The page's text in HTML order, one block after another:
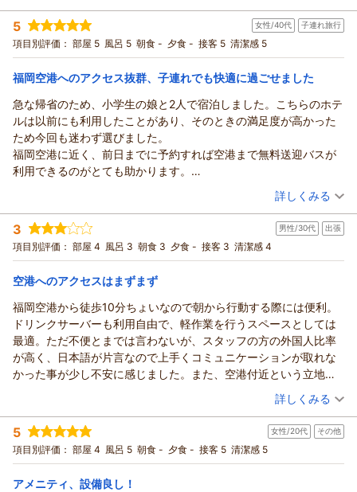
ッフにとっても大きな励みになります。
周辺環境の便利さについて
徒歩すぐの場所にコンビニ、マクドナルドがあり、ちょっとし
た買い物やお食事にも便利な立地です。
「もっと便利なのを知らせてほしかった」とのお声、ありがと
できるよう、館内案内やチェックイン時のご説明をより工夫し
てまいります。
また福岡空港をご利用の際は、ぜひ当館でゆっくりお過ごしく
ださいませ。次回も快適に感じていただけるよう、スタッフ一
同心よりお待ちしております。
（返信日：2026/03/13）
それを欲しい旨を伝えていれば良かったなぁ。
あと大浴場は掃除されてて、とにかく湯温が最高！
ほんと気持ち良かったぁ。癒されました。
もし良かったら、おにぎりサービスとかされるのは、
いかがですか？
まあ準備出来てなかったのが悪いのですが、空港で
朝一のフライト向けに飲食店が思ったほど空いてなく、
おにぎりも無く、食べずに飛行機に乗ったもので。
このホテルへのバスのアクセスが主流になるのでは。
おもてなしの心が見て取れ立派でした。
マスクはされてましたが、体調が良くないのか、
咳をされてましたが、大丈夫ですか。
ベストな宿泊先ではないでしょうか。オススメします。
宿泊時期： 2026年02月宿泊 (出張)
投稿者： ばもやんさん
宿泊プラン： 【福岡空港ご利用の方限定】 素泊りプラン
食事なし
宿泊価格帯： 9,001～10,000円(大人一人あたり/税込)
ホテルフロントイン福岡空港からの返信
ご宿泊いただき、そしてとても丁寧で温かいクチコミをお寄せ
くださり誠にありがとうございます。
大浴場や立地、空港送迎など、今回のご出張にお役立ていただ
けたとのこと、大変嬉しく拝見しました。朝一のフライトは何
かと慌ただしくなりがちですが、安心して空港へ向かえたとの
お言葉はスタッフにとって大きな励みです。
大浴場について
「湯温が最高」「癒された」とのお言葉、本当にありがとうご
ざいます。清掃や温度管理にこだわっているため、そのように
感じていただけて何よりです。
初めての福岡空港で不安があったとのこと、事前にご案内でき
ず申し訳ございません。空港のフロアマップや動線案内など、
必要な方へお渡しできるよう、今後の改善に活かしてまいりま
す。
朝食に関するご提案
朝一便をご利用のお客様向けに「軽食サービスがあれば」とい
うご意見、とても参考になります。早朝出発のお客様が多いホ
テルだからこそ、いただいたお声を今後の検討材料として大切
にさせていただきます。
バスアクセスについて
博多駅からのバスが分かりづらかったとのこと、ご不便をおか
5 女性/40代 子連れ旅行
項目別評価： 部屋 5 風呂 5 朝食 - 夕食 - 接客 5 清潔感 5
福岡空港へのアクセス抜群、子連れでも快適に過ごせました
急な帰省のため、小学生の娘と2人で宿泊しました。こちらのホテ
ルは以前にも利用したことがあり、そのときの満足度が高かった
ため今回も迷わず選びました。
福岡空港に近く、前日までに予約すれば空港まで無料送迎バスが
利用できるのがとても助かります。
大浴場もありがたく、バタバタとした旅の疲れが癒されました。
客室も快適で狭さを感じることもなく、清潔感もあって安心して
過ごせました。娘もとても気に入り「また泊まりたい」と話して
います。
周辺環境も便利で、徒歩すぐの場所にコンビニがあり、マクドナ
パを考えても、また利用したいと思えるホテルです。
（投稿日：2026/02/21）
宿泊時期： 2026年02月宿泊 (子連れ旅行)
投稿者： misaさん
宿泊プラン： 【福岡空港ご利用の方限定】 素泊りプラン
食事なし
宿泊価格帯： 28,001～29,000円(大人一人あたり/税込)
ホテルフロントイン福岡空港からの返信
ご宿泊いただき、そしてとても温かいクチコミをお寄せくださ
り誠にありがとうございます。
急なご帰省の中で当館を再びお選びいただけたこと、そして今
回もお嬢さまと快適にお過ごしいただけたとのお言葉を拝見
大浴場で旅の疲れを癒していただけたこと、客室でも狭さを感
じず安心して過ごせたとのこと、何よりお嬢さまが「また泊ま
りたい」と言ってくださったことは、スタッフにとって本当に
励みになります。
福岡空港に近く、事前予約でご利用いただける無料送迎バスが
詳しくみる
3 男性/30代 出張
項目別評価： 部屋 4 風呂 3 朝食 3 夕食 - 接客 3 清潔感 4
空港へのアクセスはまずまず
福岡空港から徒歩10分ちょいなので朝から行動する際には便利。
ドリンクサーバーも利用自由で、軽作業を行うスペースとしては
最適。ただ不便とまでは言わないが、スタッフの方の外国人比率
が高く、日本語が片言なので上手くコミュニケーションが取れな
かった事が少し不安に感じました。また、空港付近という立地ゆ
えか、遅い時間までバイクや車の騒音が聞こえてきたので、防音
性が低いのが気になりました。決して不満という訳ではないが、
金額やサービスのクオリティを考えると70点くらいの評価かなぁ
と感じました。
（投稿日：2026/02/19）
宿泊時期： 2026年02月宿泊 (出張)
投稿者： ビジネスパーソンさん
宿泊プラン： 【お部屋タイプは当ホテルにお任せ！】シェフ厳選 一押し和
洋食ビュッフェ付きプラン
シングル 朝のみ
宿泊価格帯： 12,001～13,000円(大人一人あたり/税込)
詳しくみる
5 女性/20代 その他
項目別評価： 部屋 4 風呂 5 朝食 - 夕食 - 接客 5 清潔感 5
アメニティ、設備良し！